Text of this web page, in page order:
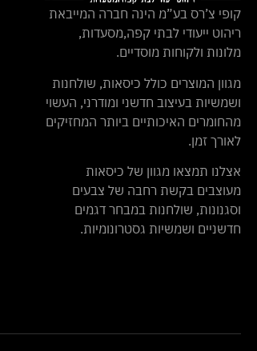
קופי צ’רס בע”מ הינה חברה המייבאת
ריהוט ייעודי לבתי קפה,מסעדות,
מלונות ולקוחות מוסדיים.
מגוון המוצרים כולל כיסאות, שולחנות
ושמשיות בעיצוב חדשני ומודרני, העשוי
מהחומרים האיכותיים ביותר המחזיקים
לאורך זמן.
אצלנו תמצאו מגוון של כיסאות
מעוצבים בקשת רחבה של צבעים
וסגנונות, שולחנות במבחר דגמים
חדשניים ושמשיות גסטרונומיות.